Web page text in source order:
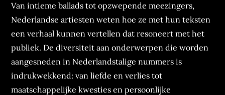
Van intieme ballads tot opzwepende meezingers,
Nederlandse artiesten weten hoe ze met hun teksten
een verhaal kunnen vertellen dat resoneert met het
publiek. De diversiteit aan onderwerpen die worden
aangesneden in Nederlandstalige nummers is
indrukwekkend: van liefde en verlies tot
maatschappelijke kwesties en persoonlijke